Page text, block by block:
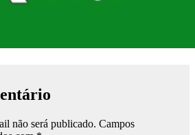
não será publicado. Campos